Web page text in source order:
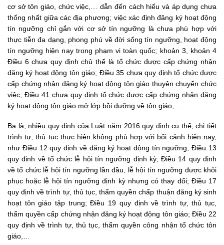
cơ sở tôn giáo, chức việc,… dẫn đến cách hiểu và áp dụng chưa
thống nhất giữa các địa phương; việc xác định đăng ký hoạt động
tín ngưỡng chỉ gắn với cơ sở tín ngưỡng là chưa phù hợp với
thực tiễn đa dạng, phong phú về đời sống tín ngưỡng, hoạt động
tín ngưỡng hiện nay trong phạm vi toàn quốc; khoản 3, khoản 4
Điều 6 chưa quy định chủ thể là tổ chức được cấp chứng nhận
đăng ký hoạt động tôn giáo; Điều 35 chưa quy định tổ chức được
cấp chứng nhận đăng ký hoạt động tôn giáo thuyên chuyển chức
việc; Điều 41 chưa quy định tổ chức được cấp chứng nhận đăng
ký hoạt động tôn giáo mở lớp bồi dưỡng về tôn giáo,…
Ba là, nhiều quy định của Luật năm 2016 quy định cụ thể, chi tiết
trình tự, thủ tục thực hiện không phù hợp với bối cảnh hiện nay,
như Điều 12 quy định về đăng ký hoạt động tín ngưỡng; Điều 13
quy định về tổ chức lễ hội tín ngưỡng định kỳ; Điều 14 quy định
về tổ chức lễ hội tín ngưỡng lần đầu, lễ hội tín ngưỡng được khôi
phục hoặc lễ hội tín ngưỡng định kỳ nhưng có thay đổi; Điều 17
quy định về trình tự, thủ tục, thẩm quyền chấp thuận đăng ký sinh
hoạt tôn giáo tập trung; Điều 19 quy định về trình tự, thủ tục,
thẩm quyền cấp chứng nhận đăng ký hoạt động tôn giáo; Điều 22
quy định về trình tự, thủ tục, thẩm quyền công nhận tổ chức tôn
giáo,…